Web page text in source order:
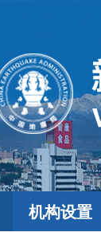
机构设置